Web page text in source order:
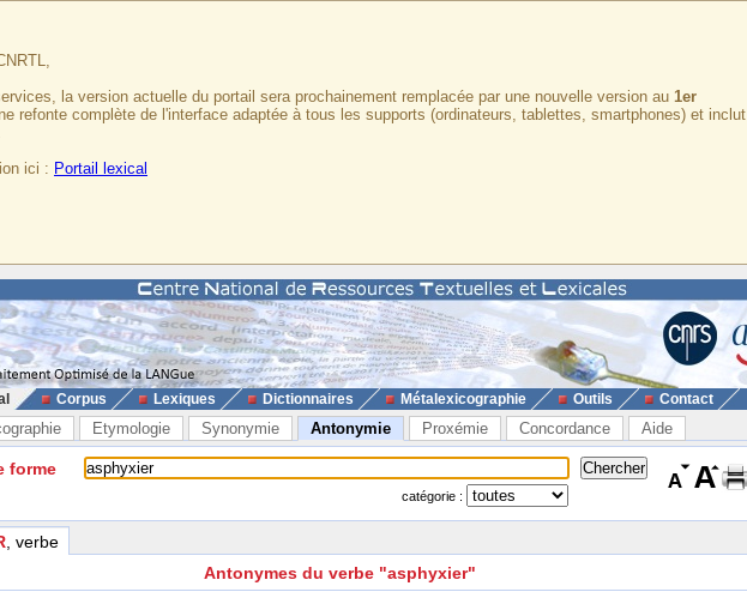
la version actuelle du portail sera prochainement remplacée par une nouvelle version au 1er
refonte complète de l'interface adaptée à tous les supports (ordinateurs, tablettes, smartphones) et inclut
ici : Portail lexical
Corpus Lexiques Dictionnaires Métalexicographie Outils Contact
Etymologie Synonymie Antonymie Proxémie Concordance Aide
forme
catégorie :
, verbe
Antonymes du verbe "asphyxier"